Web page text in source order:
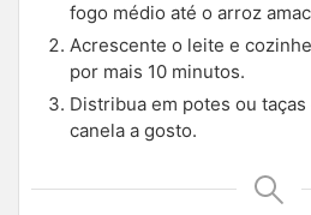
fogo médio até o arroz
Acrescente o leite e
por mais 10 minutos.
Distribua em potes ou
canela a gosto.